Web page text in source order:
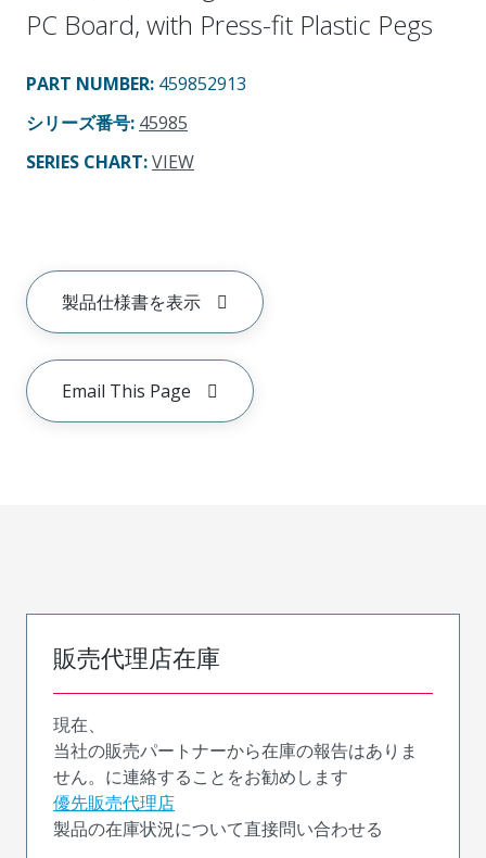
PC Board, with Press-fit Plastic Pegs
PART NUMBER: 459852913
シリーズ番号: 45985
SERIES CHART:VIEW
製品仕様書を表示
Email This Page
販売代理店在庫
現在、
当社の販売パートナーから在庫の報告はありま
せん。に連絡することをお勧めします
優先販売代理店
製品の在庫状況について直接問い合わせる